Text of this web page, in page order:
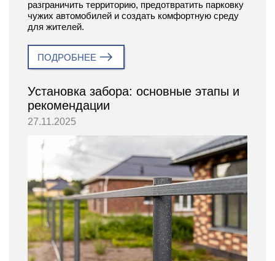
разграничить территорию, предотвратить парковку
чужих автомобилей и создать комфортную среду
для жителей.
ПОДРОБНЕЕ
Установка забора: основные этапы и
рекомендации
27.11.2025